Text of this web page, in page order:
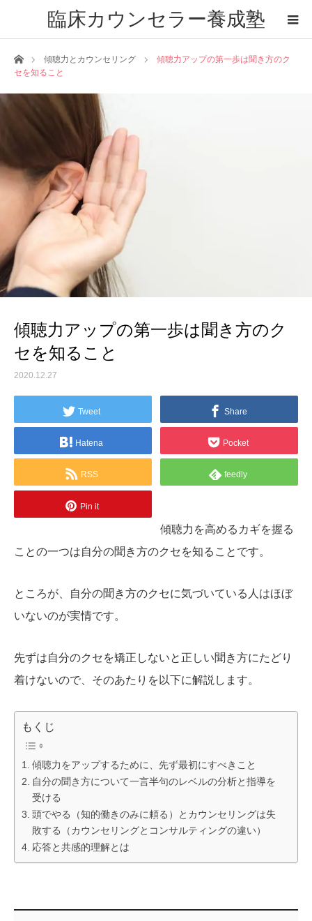
臨床カウンセラー養成塾
ホーム傾聴力とカウンセリング
傾聴力アップの第一歩は聞き方のク
セを知ること
傾聴力アップの第一歩は聞き方のク
セを知ること
2020.12.27
Tweet Share
Hatena Pocket
RSS feedly
Pin it
傾聴力を高めるカギを握る
ことの一つは自分の聞き方のクセを知ることです。
ところが、自分の聞き方のクセに気づいている人はほぼ
いないのが実情です。
先ずは自分のクセを矯正しないと正しい聞き方にたどり
着けないので、そのあたりを以下に解説します。
もくじ
傾聴力をアップするために、先ず最初にすべきこと
自分の聞き方について一言半句のレベルの分析と指導を
受ける
頭でやる（知的働きのみに頼る）とカウンセリングは失
敗する（カウンセリングとコンサルティングの違い）
応答と共感的理解とは